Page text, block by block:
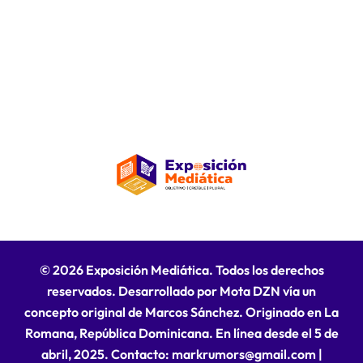
© 2026 Exposición Mediática. Todos los derechos
reservados. Desarrollado por Mota DZN vía un
concepto original de Marcos Sánchez. Originado en La
Romana, República Dominicana. En línea desde el 5 de
abril, 2025. Contacto: markrumors@gmail.com |